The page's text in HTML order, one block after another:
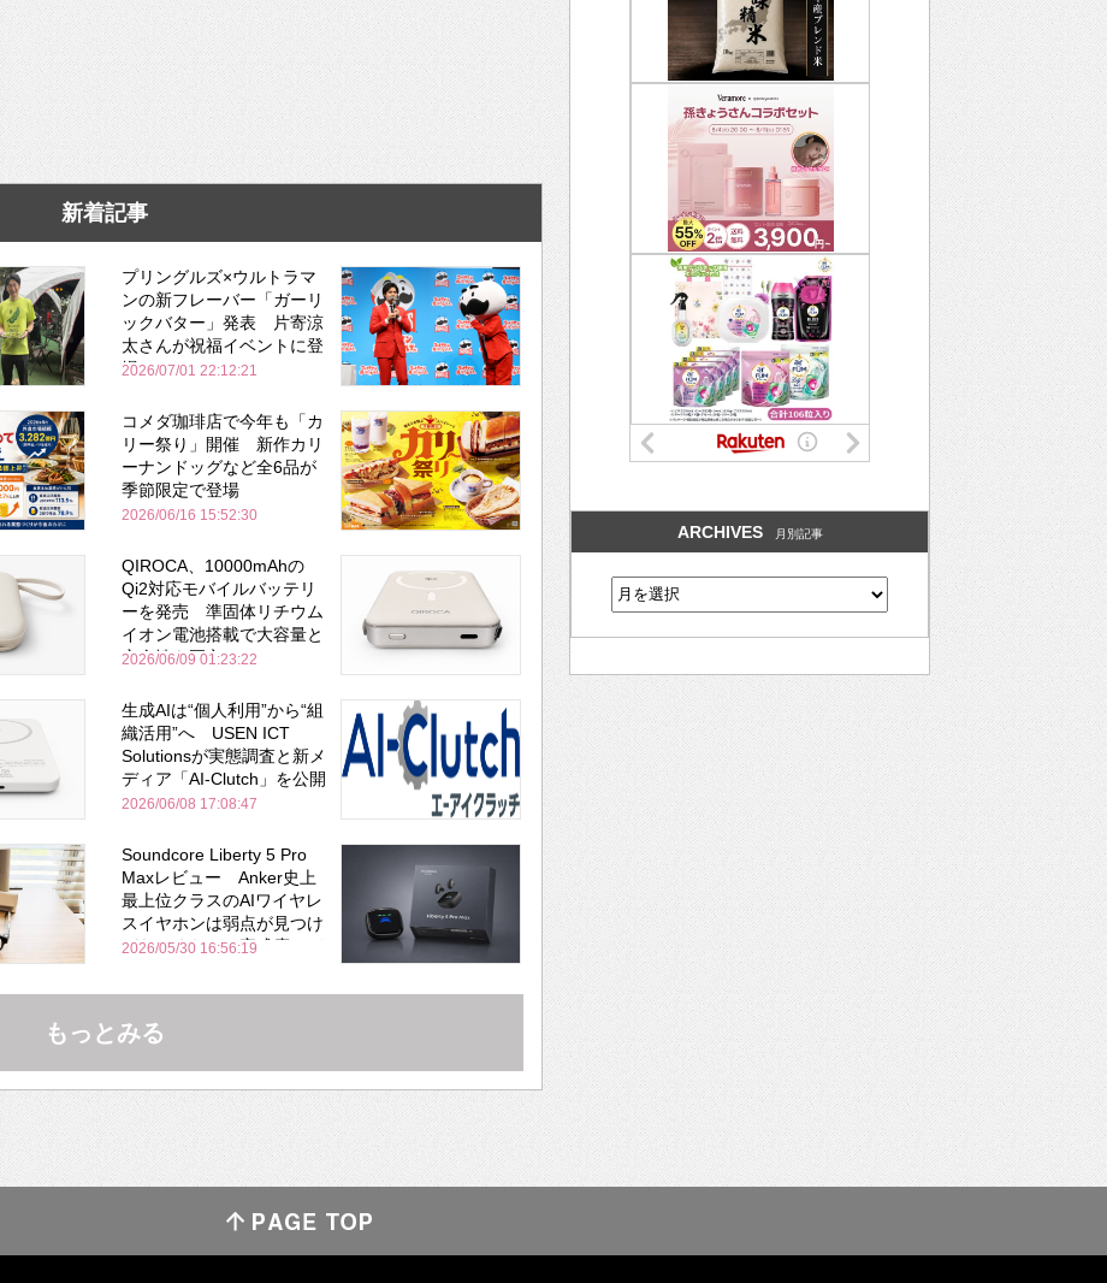
新着記事
プリングルズ×ウルトラマ
ンの新フレーバー「ガーリ
ックバター」発表 片寄涼
太さんが祝福イベントに登
場
2026/07/01 22:12:21
コメダ珈琲店で今年も「カ
リー祭り」開催 新作カリ
ーナンドッグなど全6品が
季節限定で登場
2026/06/16 15:52:30
QIROCA、10000mAhの
Qi2対応モバイルバッテリ
ーを発売 準固体リチウム
イオン電池搭載で大容量と
安全性を両立
2026/06/09 01:23:22
生成AIは“個人利用”から“組
織活用”へ USEN ICT
Solutionsが実態調査と新メ
ディア「AI-Clutch」を公開
2026/06/08 17:08:47
Soundcore Liberty 5 Pro
Maxレビュー Anker史上
最上位クラスのAIワイヤレ
スイヤホンは弱点が見つけ
づらいくらいの完成度にび
Bose並み
2026/05/30 16:56:19
もっとみる
ARCHIVES 月別記事